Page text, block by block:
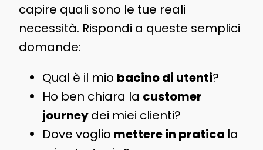
capire quali sono le tue reali
necessità. Rispondi a queste semplici
domande:
Qual è il mio bacino di utenti?
Ho ben chiara la customer
journeydei miei clienti?
Dove voglio mettere in pratica la